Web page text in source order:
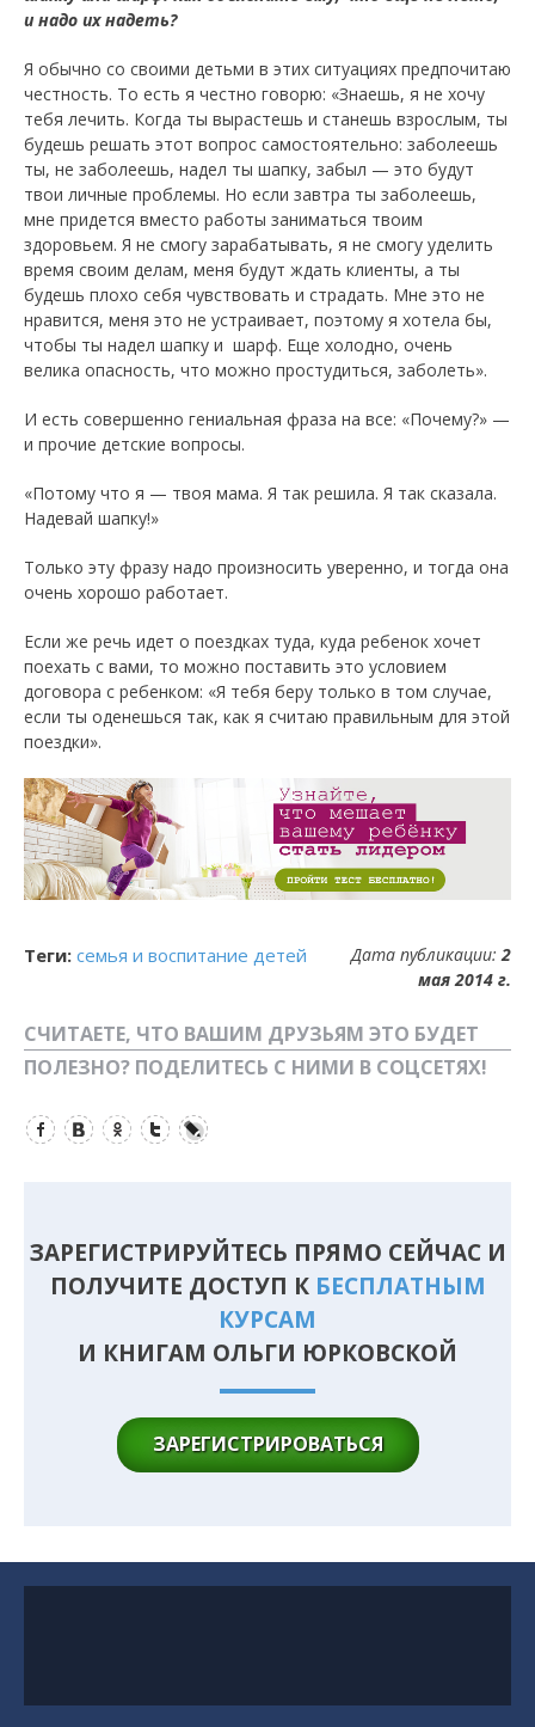
и надо их надеть?
Я обычно со своими детьми в этих ситуациях предпочитаю
честность. То есть я честно говорю: «Знаешь, я не хочу
тебя лечить. Когда ты вырастешь и станешь взрослым, ты
будешь решать этот вопрос самостоятельно: заболеешь
ты, не заболеешь, надел ты шапку, забыл — это будут
твои личные проблемы. Но если завтра ты заболеешь,
мне придется вместо работы заниматься твоим
здоровьем. Я не смогу зарабатывать, я не смогу уделить
время своим делам, меня будут ждать клиенты, а ты
будешь плохо себя чувствовать и страдать. Мне это не
нравится, меня это не устраивает, поэтому я хотела бы,
чтобы ты надел шапку и шарф. Еще холодно, очень
велика опасность, что можно простудиться, заболеть».
И есть совершенно гениальная фраза на все: «Почему?» —
и прочие детские вопросы.
«Потому что я — твоя мама. Я так решила. Я так сказала.
Надевай шапку!»
Только эту фразу надо произносить уверенно, и тогда она
очень хорошо работает.
Если же речь идет о поездках туда, куда ребенок хочет
поехать с вами, то можно поставить это условием
договора с ребенком: «Я тебя беру только в том случае,
если ты оденешься так, как я считаю правильным для этой
поездки».
Теги: семья и воспитание детей Дата публикации:2
мая 2014 г.
СЧИТАЕТЕ, ЧТО ВАШИМ ДРУЗЬЯМ ЭТО БУДЕТ
ПОЛЕЗНО? ПОДЕЛИТЕСЬ С НИМИ В СОЦСЕТЯХ!
ЗАРЕГИСТРИРУЙТЕСЬ ПРЯМО СЕЙЧАС И
ПОЛУЧИТЕ ДОСТУП К БЕСПЛАТНЫМ
КУРСАМ
И КНИГАМ ОЛЬГИ ЮРКОВСКОЙ
ЗАРЕГИСТРИРОВАТЬСЯ